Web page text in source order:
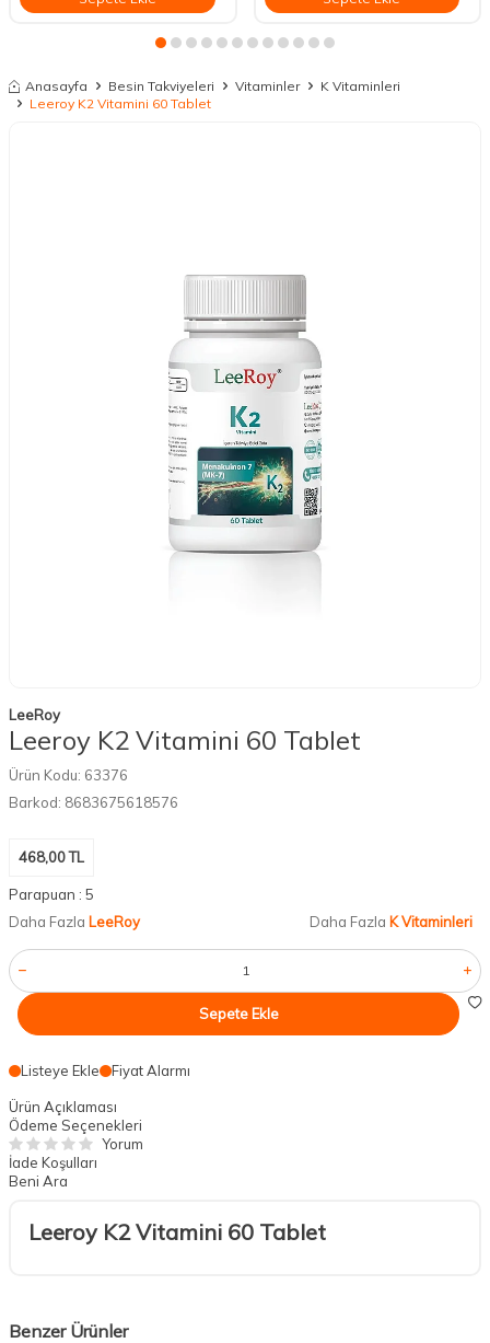
Anasayfa Besin Takviyeleri Vitaminler
K Vitaminleri
Leeroy K2 Vitamini 60 Tablet
LeeRoy
Leeroy K2 Vitamini 60 Tablet
Ürün Kodu: 63376
Barkod: 8683675618576
468,00TL
Parapuan : 5
Daha Fazla LeeRoy Daha Fazla K Vitaminleri
Sepete Ekle
Listeye Ekle Fiyat Alarmı
Ürün Açıklaması
Ödeme Seçenekleri
Yorum
İade Koşulları
Beni Ara
Leeroy K2 Vitamini 60 Tablet
Benzer Ürünler